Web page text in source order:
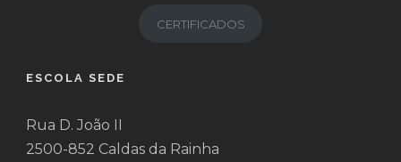
CERTIFICADOS
ESCOLA SEDE
Rua D. João II
2500-852 Caldas da Rainha